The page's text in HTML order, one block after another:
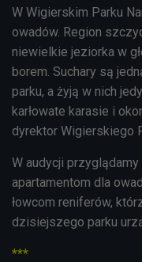
W Wigierskim Parku
owadów. Region
niewielkie jeziorka w
borem. Suchary są
parku, a żyją w nich
karłowate karasie i
dyrektor Wigierskiego
W audycji przyglądamy
apartamentom dla
łowcom reniferów,
dzisiejszego parku
***